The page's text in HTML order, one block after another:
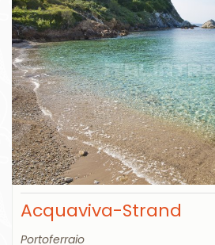
Acquaviva-Strand
Portoferraio